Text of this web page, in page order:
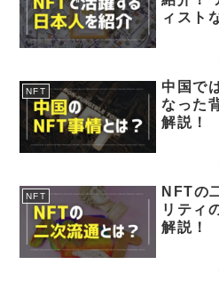
ィスト
NFT
中国で
なった
解説！
NFT
NFTの
リティ
解説！